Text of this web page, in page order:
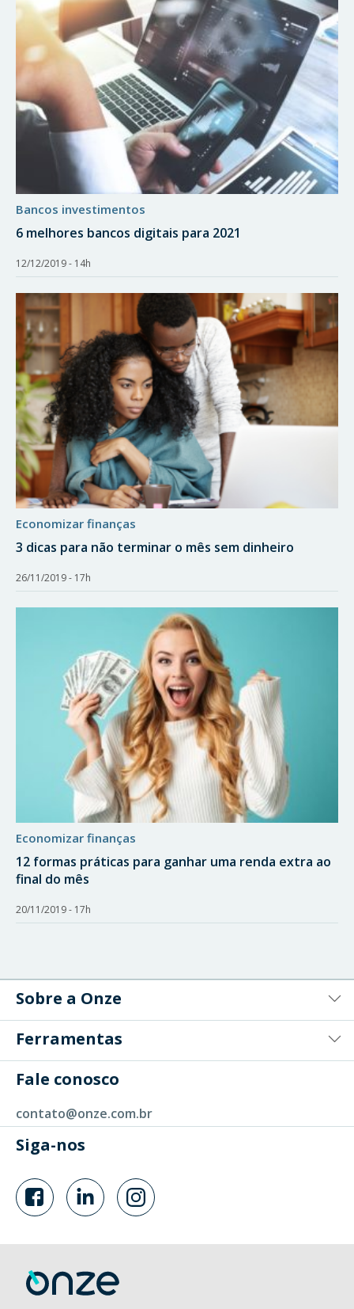
bancos investimentos
6 melhores bancos digitais para 2021
12/12/2019 - 14h
economizar finanças
3 dicas para não terminar o mês sem dinheiro
26/11/2019 - 17h
economizar finanças
12 formas práticas para ganhar uma renda extra ao
final do mês
20/11/2019 - 17h
Sobre a Onze
Ferramentas
Fale conosco
contato@onze.com.br
Siga-nos